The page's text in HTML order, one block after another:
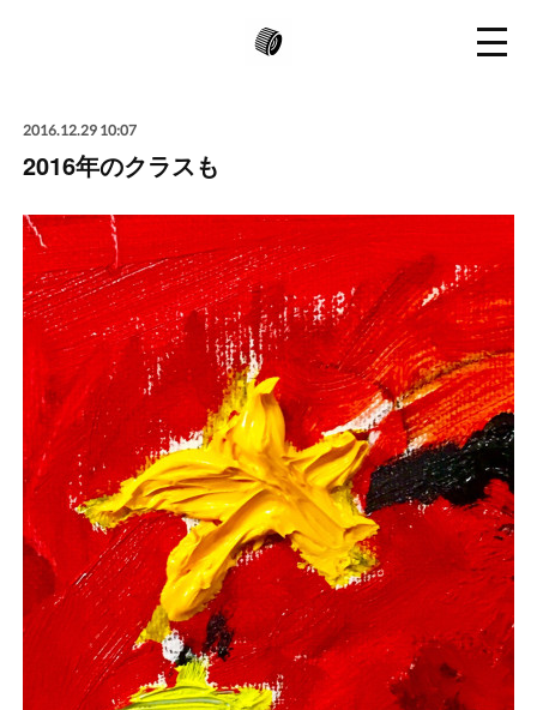
2016.12.29 10:07
2016年のクラスも